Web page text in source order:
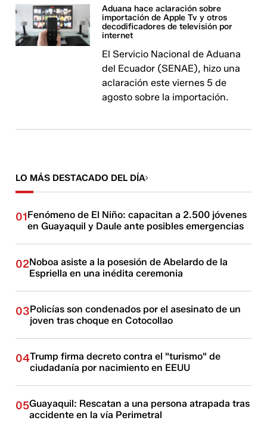
Aduana hace aclaración sobre
importación de Apple Tv y otros
decodificadores de televisión por
internet
El Servicio Nacional de Aduana
del Ecuador (SENAE), hizo una
aclaración este viernes 5 de
agosto sobre la importación.
LO MÁS DESTACADO DEL DÍA
01Fenómeno de El Niño: capacitan a 2.500 jóvenes
en Guayaquil y Daule ante posibles emergencias
02Noboa asiste a la posesión de Abelardo de la
Espriella en una inédita ceremonia
03Policías son condenados por el asesinato de un
joven tras choque en Cotocollao
04Trump firma decreto contra el "turismo" de
ciudadanía por nacimiento en EEUU
05Guayaquil: Rescatan a una persona atrapada tras
accidente en la vía Perimetral